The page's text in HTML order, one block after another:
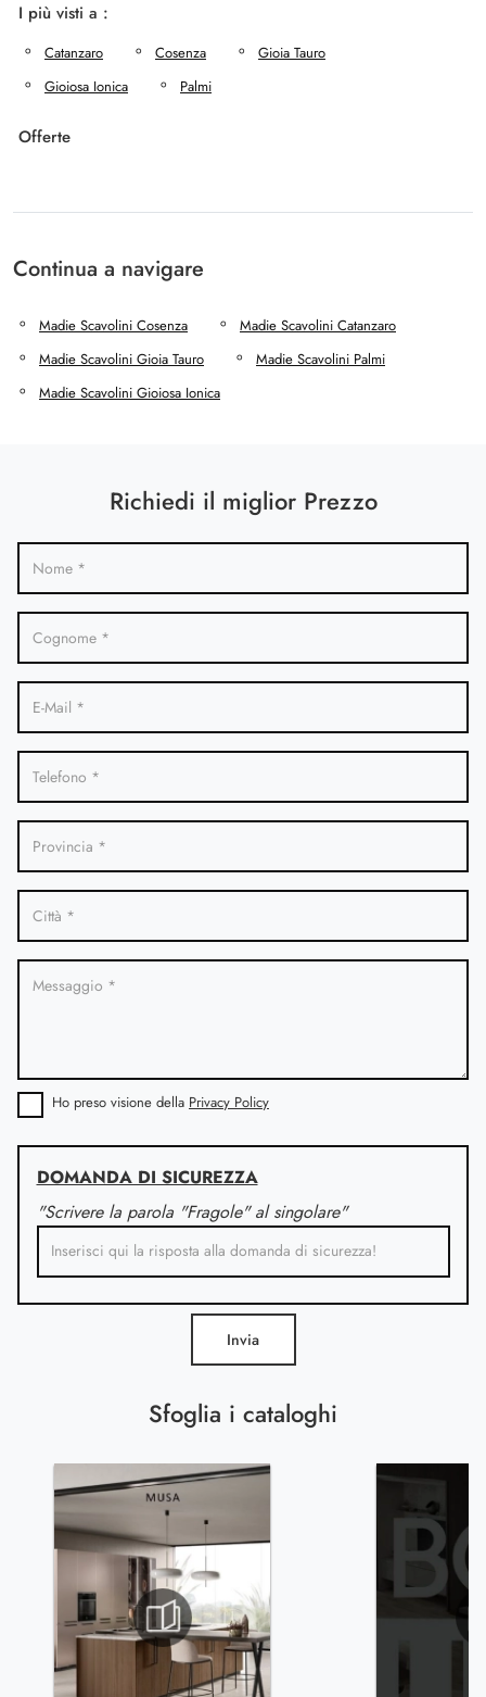
I più visti a :
Catanzaro Cosenza
Gioia Tauro
Gioiosa Ionica
Palmi
Offerte
Continua a navigare
Madie Scavolini Cosenza
Madie Scavolini Catanzaro
Madie Scavolini Gioia Tauro
Madie Scavolini Palmi
Madie Scavolini Gioiosa Ionica
Sfoglia i cataloghi
Richiedi il miglior Prezzo
Ho preso visione della Privacy Policy
DOMANDA DI SICUREZZA
"Scrivere la parola "Fragole" al singolare"
Invia